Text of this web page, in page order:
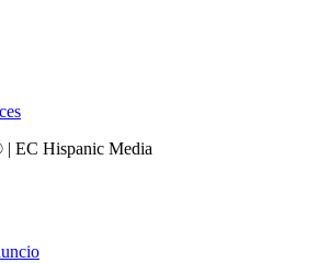
EC Hispanic Media